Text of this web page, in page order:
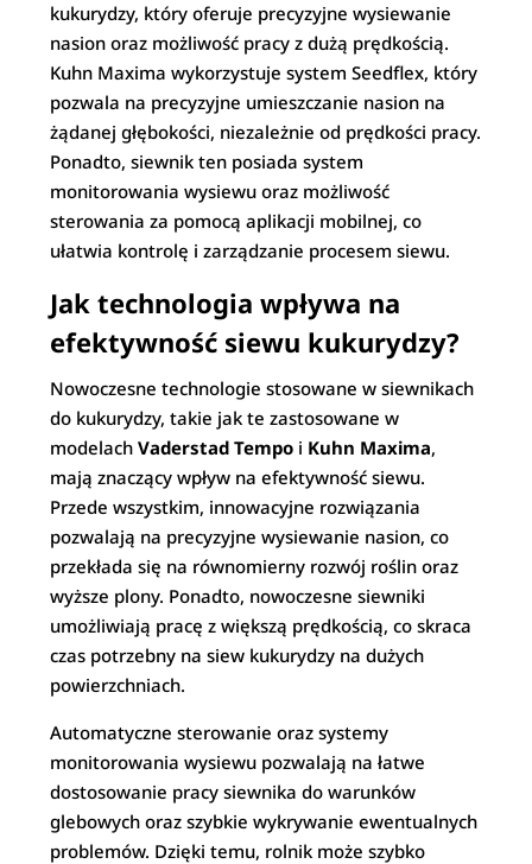
kukurydzy, który oferuje precyzyjne wysiewanie
nasion oraz możliwość pracy z dużą prędkością.
Kuhn Maxima wykorzystuje system Seedflex, który
pozwala na precyzyjne umieszczanie nasion na
żądanej głębokości, niezależnie od prędkości pracy.
Ponadto, siewnik ten posiada system
monitorowania wysiewu oraz możliwość
sterowania za pomocą aplikacji mobilnej, co
ułatwia kontrolę i zarządzanie procesem siewu.
Jak technologia wpływa na
efektywność siewu kukurydzy?
Nowoczesne technologie stosowane w siewnikach
do kukurydzy, takie jak te zastosowane w
modelachVaderstad Tempo i Kuhn Maxima,
mają znaczący wpływ na efektywność siewu.
Przede wszystkim, innowacyjne rozwiązania
pozwalają na precyzyjne wysiewanie nasion, co
przekłada się na równomierny rozwój roślin oraz
wyższe plony. Ponadto, nowoczesne siewniki
umożliwiają pracę z większą prędkością, co skraca
czas potrzebny na siew kukurydzy na dużych
powierzchniach.
Automatyczne sterowanie oraz systemy
monitorowania wysiewu pozwalają na łatwe
dostosowanie pracy siewnika do warunków
glebowych oraz szybkie wykrywanie ewentualnych
problemów. Dzięki temu, rolnik może szybko